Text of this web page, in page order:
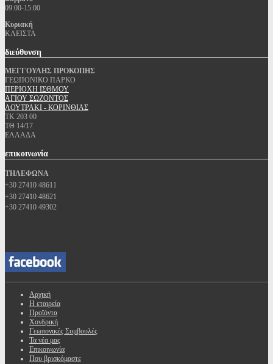
09:00-15:00
Κυριακή
ΚΛΕΙΣΤΑ
διεύθυνση
ΜΕΓΓΟΥΛΗΣ ΠΡΟΚΟΠΗΣ
ΓΕΩΠΟΝΙΚΟ ΠΑΡΚΟ
ΠΕΡΙΟΧΗ ΙΣΘΜΟΥ
ΑΓΙΟΥ ΣΩΖΟΝΤΟΣ
ΛΟΥΤΡΑΚΙ - ΚΟΡΙΝΘΙΑΣ
ΤΚ 203 00
ΤΘ 14/17
ΕΛΛΑΔΑ
επικοινωνία
ΤΗΛΕΦΩΝΑ
+30 27410 48611
+30 27410 48621
+30 27410 49302
Αρχική
Η εταιρεία
Προϊόντα
Χονδρική
Γεωπονικές Συμβουλές
Τα νέα μας
Επικοινωνία
Που βρισκόμαστε